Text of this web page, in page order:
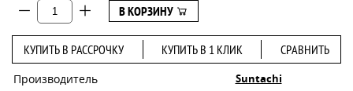
В КОРЗИНУ
КУПИТЬ В РАССРОЧКУ КУПИТЬ В 1 КЛИК СРАВНИТЬ
Производитель Suntachi